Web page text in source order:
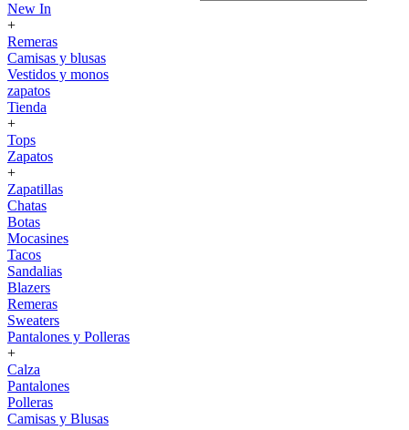
New In
+
Remeras
Camisas y blusas
Vestidos y monos
zapatos
Tienda
+
Tops
Zapatos
+
Zapatillas
Chatas
Botas
Mocasines
Tacos
Sandalias
Blazers
Remeras
Sweaters
Pantalones y Polleras
+
Calza
Pantalones
Polleras
Camisas y Blusas